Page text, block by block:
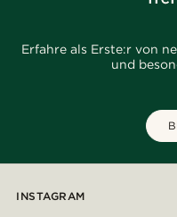
Erfahre als Erste:r von
und
INSTAGRAM